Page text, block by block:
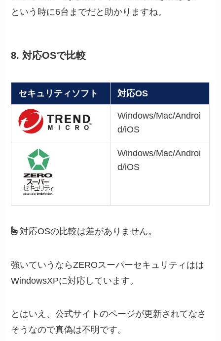
という時に6台までだと助かりますね。
8. 対応OSで比較
セキュリティソフト 対応OS
Windows/Mac/Androi
d/iOS
Windows/Mac/Androi
d/iOS
対応OSの比較は差がありません。
強いていうならZEROスーパーセキュリティはは
WindowsXPに対応しています。
とはいえ、公式サイトのページが更新されてなさ
そうなので真偽は不明です。